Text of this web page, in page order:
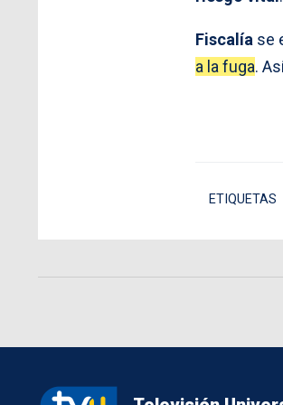
Fiscalía se
a la fuga.
ETIQUETAS